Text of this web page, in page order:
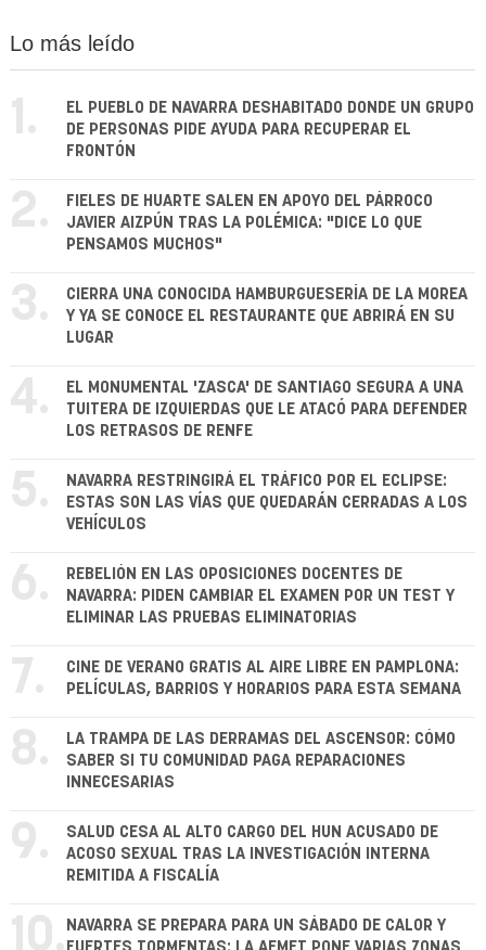
Lo más leído
1.
EL PUEBLO DE NAVARRA DESHABITADO DONDE UN GRUPO
DE PERSONAS PIDE AYUDA PARA RECUPERAR EL
FRONTÓN
2.
FIELES DE HUARTE SALEN EN APOYO DEL PÁRROCO
JAVIER AIZPÚN TRAS LA POLÉMICA: "DICE LO QUE
PENSAMOS MUCHOS"
3.
CIERRA UNA CONOCIDA HAMBURGUESERÍA DE LA MOREA
Y YA SE CONOCE EL RESTAURANTE QUE ABRIRÁ EN SU
LUGAR
4.
EL MONUMENTAL 'ZASCA' DE SANTIAGO SEGURA A UNA
TUITERA DE IZQUIERDAS QUE LE ATACÓ PARA DEFENDER
LOS RETRASOS DE RENFE
5.
NAVARRA RESTRINGIRÁ EL TRÁFICO POR EL ECLIPSE:
ESTAS SON LAS VÍAS QUE QUEDARÁN CERRADAS A LOS
VEHÍCULOS
6.
REBELIÓN EN LAS OPOSICIONES DOCENTES DE
NAVARRA: PIDEN CAMBIAR EL EXAMEN POR UN TEST Y
ELIMINAR LAS PRUEBAS ELIMINATORIAS
7.
CINE DE VERANO GRATIS AL AIRE LIBRE EN PAMPLONA:
PELÍCULAS, BARRIOS Y HORARIOS PARA ESTA SEMANA
8.
LA TRAMPA DE LAS DERRAMAS DEL ASCENSOR: CÓMO
SABER SI TU COMUNIDAD PAGA REPARACIONES
INNECESARIAS
9.
SALUD CESA AL ALTO CARGO DEL HUN ACUSADO DE
ACOSO SEXUAL TRAS LA INVESTIGACIÓN INTERNA
REMITIDA A FISCALÍA
10. NAVARRA SE PREPARA PARA UN SÁBADO DE CALOR Y